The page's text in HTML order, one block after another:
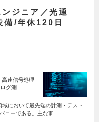
ンジニア／光通
備/年休120日
高速信号処理
グ測…
において最先端の計測・テスト
ニーである。主な事…